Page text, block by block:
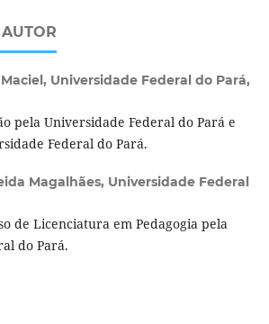
Universidade Federal do Pará,
pela Universidade Federal do Pará e
Federal do Pará.
Magalhães, Universidade Federal
de Licenciatura em Pedagogia pela
do Pará.